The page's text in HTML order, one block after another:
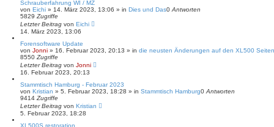
Schrauberfahrung WI / MZ
von Eichi » 14. März 2023, 13:06 » in Dies und Das0 Antworten
5829 Zugriffe
Letzter Beitrag von Eichi
14. März 2023, 13:06
Forensoftware Update
von Jonni » 16. Februar 2023, 20:13 » in die neusten Änderungen auf den XL500 Seiten
8550 Zugriffe
Letzter Beitrag von Jonni
16. Februar 2023, 20:13
Stammtisch Hamburg - Februar 2023
von Kristian » 5. Februar 2023, 18:28 » in Stammtisch Hamburg0 Antworten
9414 Zugriffe
Letzter Beitrag von Kristian
5. Februar 2023, 18:28
XL500S restoration